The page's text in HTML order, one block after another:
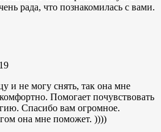
рада, что познакомилась с вами.
и не могу снять, так она мне
Помогает почувствовать
Спасибо вам огромное.
она мне поможет. ))))